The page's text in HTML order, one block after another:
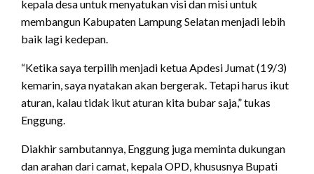
kepala desa untuk menyatukan visi dan misi untuk
membangun Kabupaten Lampung Selatan menjadi lebih
baik lagi kedepan.
“Ketika saya terpilih menjadi ketua Apdesi Jumat (19/3)
kemarin, saya nyatakan akan bergerak. Tetapi harus ikut
aturan, kalau tidak ikut aturan kita bubar saja,” tukas
Enggung.
Diakhir sambutannya, Enggung juga meminta dukungan
dan arahan dari camat, kepala OPD, khususnya Bupati